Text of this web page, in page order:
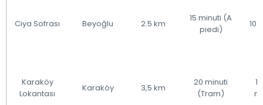
Ciya Sofrası Beyoğlu 2.5 km
15 minuti (A
piedi)
10
Karaköy
Lokantası
Karaköy 3,5 km
20 minuti
(Tram)